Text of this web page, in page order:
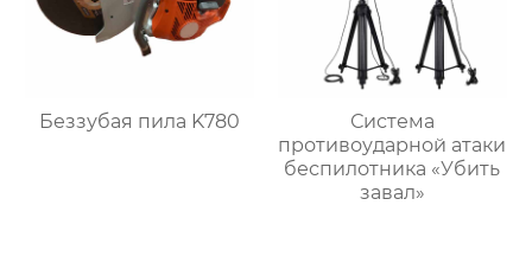
Беззубая пила K780
Система
противоударной атаки
беспилотника «Убить
завал»